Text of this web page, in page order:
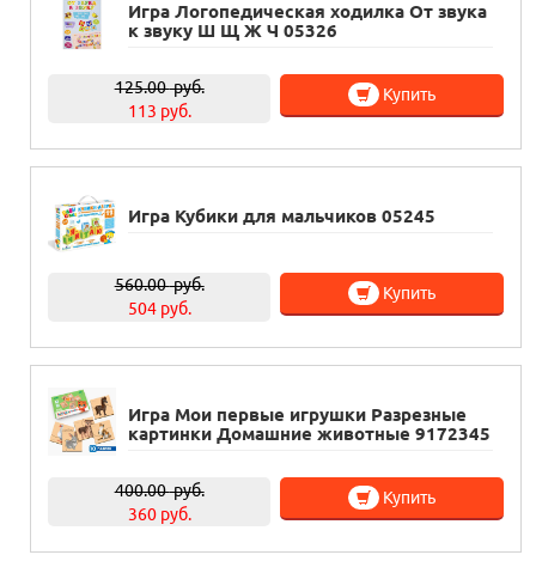
Игра Логопедическая ходилка От звука
к звуку Ш Щ Ж Ч 05326
125.00руб.
113 руб.
Купить
Игра Кубики для мальчиков 05245
560.00руб.
504 руб.
Купить
Игра Мои первые игрушки Разрезные
картинки Домашние животные 9172345
400.00руб.
360 руб.
Купить